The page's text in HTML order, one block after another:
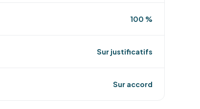
100 %
Sur justificatifs
Sur accord